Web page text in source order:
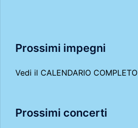
Prossimi impegni
Vedi il CALENDARIO COMPLETO
Prossimi concerti